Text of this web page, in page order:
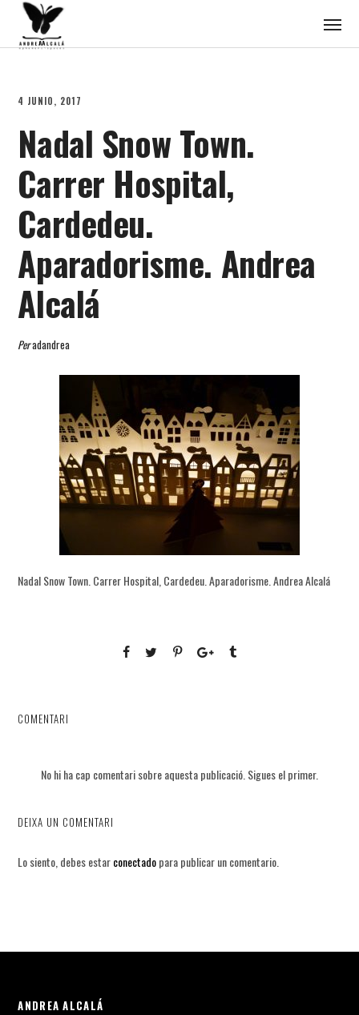
4 JUNIO, 2017
Nadal Snow Town.
Carrer Hospital,
Cardedeu.
Aparadorisme. Andrea
Alcalá
Peradandrea
Nadal Snow Town. Carrer Hospital, Cardedeu. Aparadorisme. Andrea Alcalá
COMENTARI
No hi ha cap comentari sobre aquesta publicació. Sigues el primer.
DEIXA UN COMENTARI
Lo siento, debes estarconectadopara publicar un comentario.
ANDREA ALCALÁ